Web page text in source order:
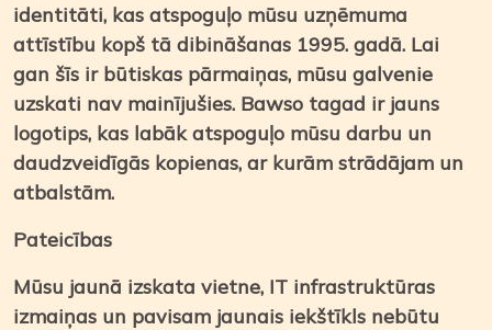
identitāti, kas atspoguļo mūsu uzņēmuma
attīstību kopš tā dibināšanas 1995. gadā. Lai
gan šīs ir būtiskas pārmaiņas, mūsu galvenie
uzskati nav mainījušies. Bawso tagad ir jauns
logotips, kas labāk atspoguļo mūsu darbu un
daudzveidīgās kopienas, ar kurām strādājam un
atbalstām.
Pateicības
Mūsu jaunā izskata vietne, IT infrastruktūras
izmaiņas un pavisam jaunais iekštīkls nebūtu